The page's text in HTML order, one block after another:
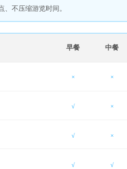
不压缩游览时间。
早餐 中餐
× ×
√ ×
√ ×
√ √